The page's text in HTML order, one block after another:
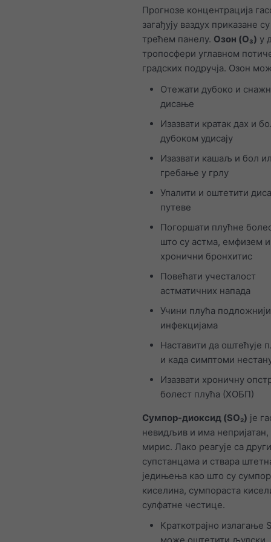
Прогнозе концентрација
загађују ваздух приказане
трећем панелу. Озон (O₃) у
тропосфери углавном
градских подручја. Озон
Отежати дубоко и
дисање
Изазвати кратак дах и
дубоком удисају
Изазвати кашаљ и бол
гребање у грлу
Упалити и оштетити
путеве
Погоршати плућне
што су астма, емфизем и
хронични бронхитис
Повећати учесталост
астматичних напада
Учини плућа
инфекцијама
Наставити да оштећује
и када симптоми
Изазвати хроничну
болест плућа (ХОБП)
Сумпор-диоксид (SO₂) је
невидљив и има
мирис. Лако реагује са
супстанцама и ствара
једињења као што су
киселина, сумпораста
сулфатне честице.
Краткотрајно излагање